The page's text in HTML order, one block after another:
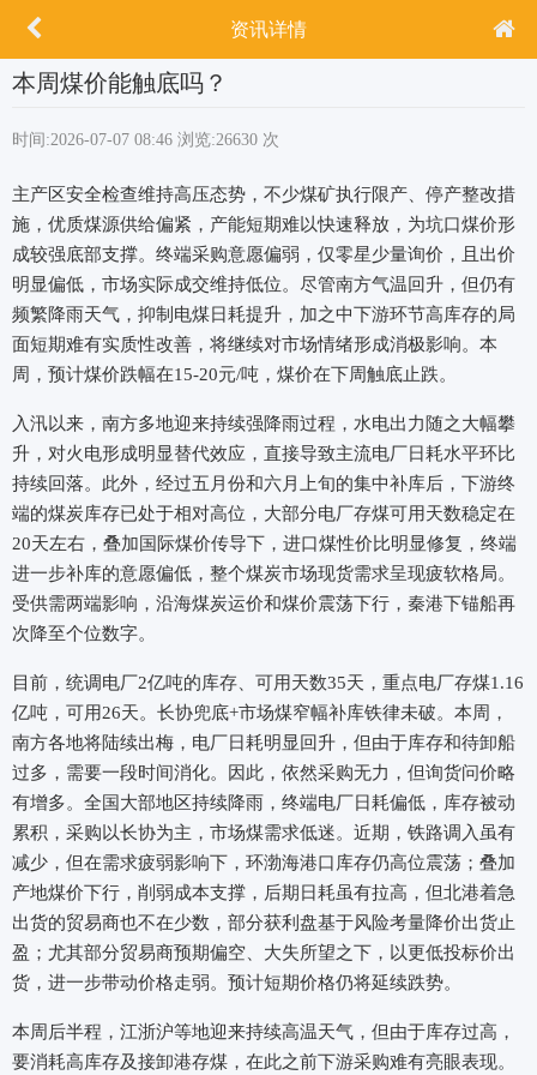
资讯详情
本周煤价能触底吗？
时间:2026-07-07 08:46 浏览:26630 次
主产区安全检查维持高压态势，不少煤矿执行限产、停产整改措
施，优质煤源供给偏紧，产能短期难以快速释放，为坑口煤价形
成较强底部支撑。终端采购意愿偏弱，仅零星少量询价，且出价
明显偏低，市场实际成交维持低位。尽管南方气温回升，但仍有
频繁降雨天气，抑制电煤日耗提升，加之中下游环节高库存的局
面短期难有实质性改善，将继续对市场情绪形成消极影响。本
周，预计煤价跌幅在15-20元/吨，煤价在下周触底止跌。
入汛以来，南方多地迎来持续强降雨过程，水电出力随之大幅攀
升，对火电形成明显替代效应，直接导致主流电厂日耗水平环比
持续回落。此外，经过五月份和六月上旬的集中补库后，下游终
端的煤炭库存已处于相对高位，大部分电厂存煤可用天数稳定在
20天左右，叠加国际煤价传导下，进口煤性价比明显修复，终端
进一步补库的意愿偏低，整个煤炭市场现货需求呈现疲软格局。
受供需两端影响，沿海煤炭运价和煤价震荡下行，秦港下锚船再
次降至个位数字。
目前，统调电厂2亿吨的库存、可用天数35天，重点电厂存煤1.16
亿吨，可用26天。长协兜底+市场煤窄幅补库铁律未破。本周，
南方各地将陆续出梅，电厂日耗明显回升，但由于库存和待卸船
过多，需要一段时间消化。因此，依然采购无力，但询货问价略
有增多。全国大部地区持续降雨，终端电厂日耗偏低，库存被动
累积，采购以长协为主，市场煤需求低迷。近期，铁路调入虽有
减少，但在需求疲弱影响下，环渤海港口库存仍高位震荡；叠加
产地煤价下行，削弱成本支撑，后期日耗虽有拉高，但北港着急
出货的贸易商也不在少数，部分获利盘基于风险考量降价出货止
盈；尤其部分贸易商预期偏空、大失所望之下，以更低投标价出
货，进一步带动价格走弱。预计短期价格仍将延续跌势。
本周后半程，江浙沪等地迎来持续高温天气，但由于库存过高，
要消耗高库存及接卸港存煤，在此之前下游采购难有亮眼表现。